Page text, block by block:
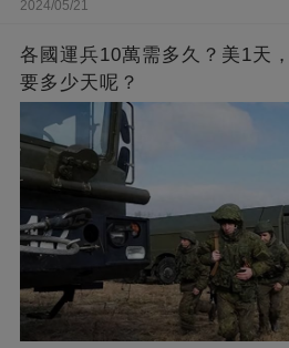
2024/05/21
各國運兵10萬需多久？美1天
要多少天呢？